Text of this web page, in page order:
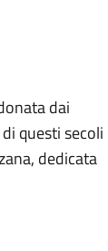
dai
questi secoli
dedicata